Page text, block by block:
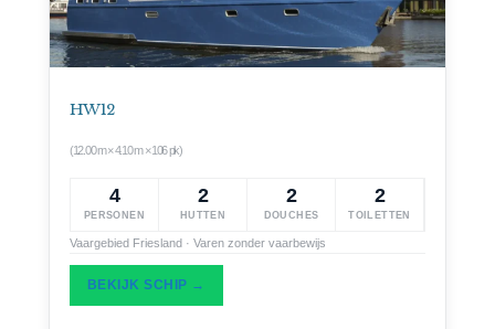
HW 12
(12.00 m × 4.10 m × 106 pk)
4
PERSONEN
2
HUTTEN
2
DOUCHES
2
TOILETTEN
Vaargebied Friesland · Varen zonder vaarbewijs
BEKIJK SCHIP →